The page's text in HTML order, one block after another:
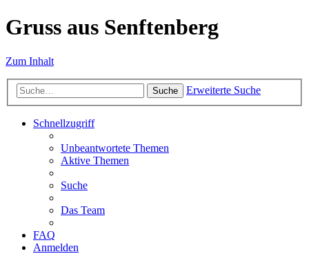
Gruss aus Senftenberg
Zum Inhalt
Suche Erweiterte Suche
Schnellzugriff
Unbeantwortete Themen
Aktive Themen
Suche
Das Team
FAQ
Anmelden